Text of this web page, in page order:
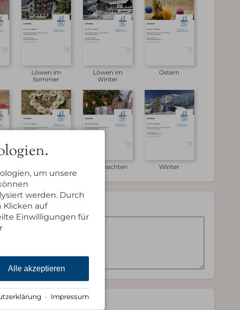
English E-Mail Tel.: 08324 9730
Löwen im
Sommer
Löwen im
Winter
Ostern
Weihnachten Winter
Gutschein
bestellen
um unsere
werden. Durch
Klicken auf
Einwilligungen für
Alle akzeptieren
· Impressum